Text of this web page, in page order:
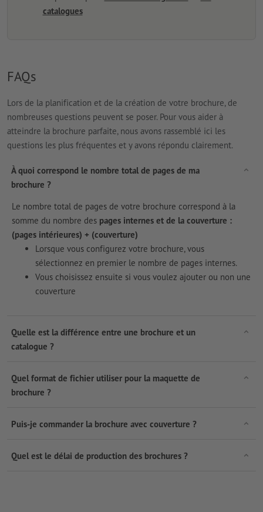
catalogues
FAQs
Lors de la planification et de la création de votre brochure, de
nombreuses questions peuvent se poser. Pour vous aider à
atteindre la brochure parfaite, nous avons rassemblé ici les
questions les plus fréquentes et y avons répondu clairement.
À quoi correspond le nombre total de pages de ma
brochure ?
Le nombre total de pages de votre brochure correspond à la
somme du nombre des pages internes et de la couverture :
(pages intérieures) + (couverture)
Lorsque vous configurez votre brochure, vous
sélectionnez en premier le nombre de pages internes.
Vous choisissez ensuite si vous voulez ajouter ou non une
couverture
Quelle est la différence entre une brochure et un
catalogue ?
Quel format de fichier utiliser pour la maquette de
brochure ?
Puis-je commander la brochure avec couverture ?
Quel est le délai de production des brochures ?